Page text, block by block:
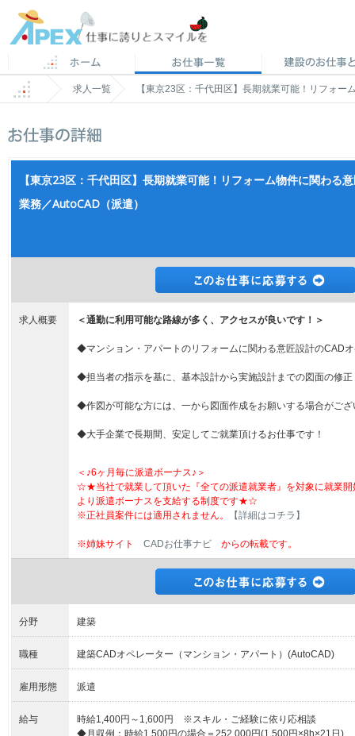
求人一覧 【東京23区：千代田区】長期就業可能！リフォ
【東京23区：千代田区】長期就業可能！リフォーム物件に関わる
業務／AutoCAD（派遣）
求人概要 ＜通勤に利用可能な路線が多く、アクセスが良いです！＞
◆マンション・アパートのリフォームに関わる意匠設計のCAD
◆担当者の指示を基に、基本設計から実施設計までの図面の修
◆作図が可能な方には、一から図面作成をお願いする場合がござ
◆大手企業で長期間、安定してご就業頂けるお仕事です！
＜♪6ヶ月毎に派遣ボーナス♪＞
☆★当社で就業して頂いた『全ての派遣就業者』を対象に就業開
より派遣ボーナスを支給する制度です★☆
※正社員案件には適用されません。
【詳細はコチラ】
※姉妹サイト CADお仕事ナビ からの転載です。
分野 建築
職種 建築CADオペレーター（マンション・アパート）(AutoCAD)
雇用形態 派遣
給与
時給1,400円～1,600円 ※スキル・ご経験に依り応相談
◆月収例：時給1,500円の場合＝252,000円(1,500円×8h×21日)